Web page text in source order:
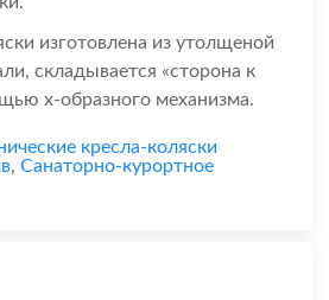
изготовлена из утолщеной
складывается «сторона к
х-образного механизма.
кресла-коляски
, Санаторно-курортное